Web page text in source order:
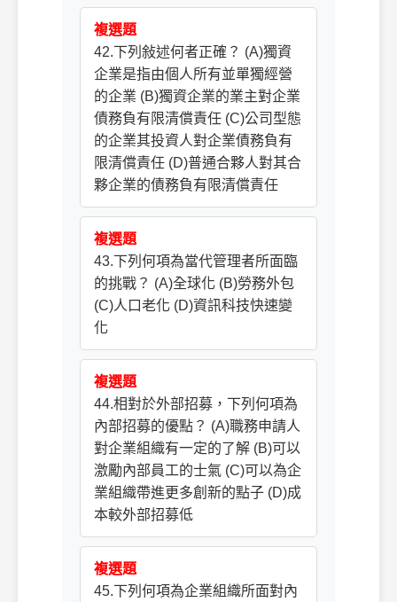
複選題
42.下列敍述何者正確？ (A)獨資
企業是指由個人所有並單獨經營
的企業 (B)獨資企業的業主對企業
債務負有限清償責任 (C)公司型態
的企業其投資人對企業債務負有
限清償責任 (D)普通合夥人對其合
夥企業的債務負有限清償責任
複選題
43.下列何項為當代管理者所面臨
的挑戰？ (A)全球化 (B)勞務外包
(C)人口老化 (D)資訊科技快速變
化
複選題
44.相對於外部招募，下列何項為
內部招募的優點？ (A)職務申請人
對企業組織有一定的了解 (B)可以
激勵內部員工的士氣 (C)可以為企
業組織帶進更多創新的點子 (D)成
本較外部招募低
複選題
45.下列何項為企業組織所面對內